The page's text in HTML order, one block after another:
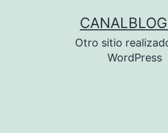
Otro sitio
WordPress